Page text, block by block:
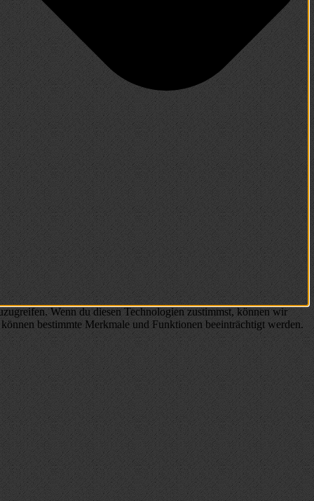
Wenn du diesen Technologien zustimmst, können wir
bestimmte Merkmale und Funktionen beeinträchtigt werden.